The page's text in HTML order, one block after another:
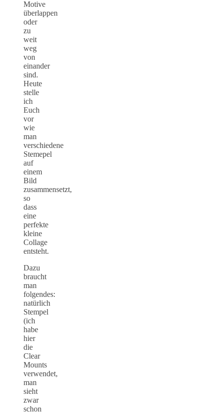
Motive
überlappen
oder
zu
weit
weg
von
einander
sind.
Heute
stelle
ich
Euch
vor
wie
man
verschiedene
Stemepel
auf
einem
Bild
zusammensetzt,
so
dass
eine
perfekte
kleine
Collage
entsteht.
Dazu
braucht
man
folgendes:
natürlich
Stempel
(ich
habe
hier
die
Clear
Mounts
verwendet,
man
sieht
zwar
schon